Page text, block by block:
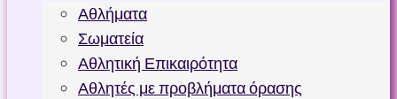
Αθλήματα
Σωματεία
Αθλητική Επικαιρότητα
Αθλητές με προβλήματα όρασης